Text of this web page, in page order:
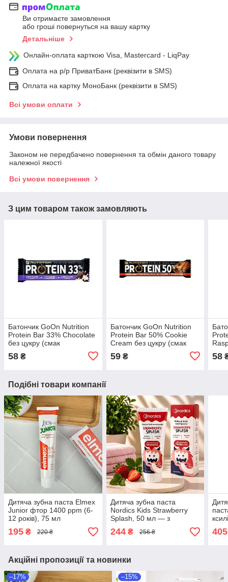
Ви отримаєте замовлення
або гроші повернуться на вашу картку
Детальніше
Онлайн-оплата карткою Visa, Mastercard - LiqPay
Оплата на р/р ПриватБанк (реквізити в SMS)
Оплата на картку МоноБанк (реквізити в SMS)
Всі умови оплати
Умови повернення
Законом не передбачено повернення та обмін даного товару
належної якості
Всі умови повернення
З цим товаром також замовляють
Батончик GoOn Nutrition
Protein Bar 33% Chocolate
без цукру (смак
58 ₴
Батончик GoOn Nutrition
Protein Bar 50% Cookie
Cream без цукру (смак
59₴ 58
Подібні товари компанії
Дитяча зубна паста Elmex
Junior фтор 1400 ppm (6-
12 років), 75 мл
195 ₴ 220 ₴
Дитяча зубна паста
Nordics Kids Strawberry
Splash, 50 мл — з
ксилітом, кальцієм і
пробіотиком, без фтору,
244₴ 256 ₴ 405
Акційні пропозиції та новинки
–17% –15%